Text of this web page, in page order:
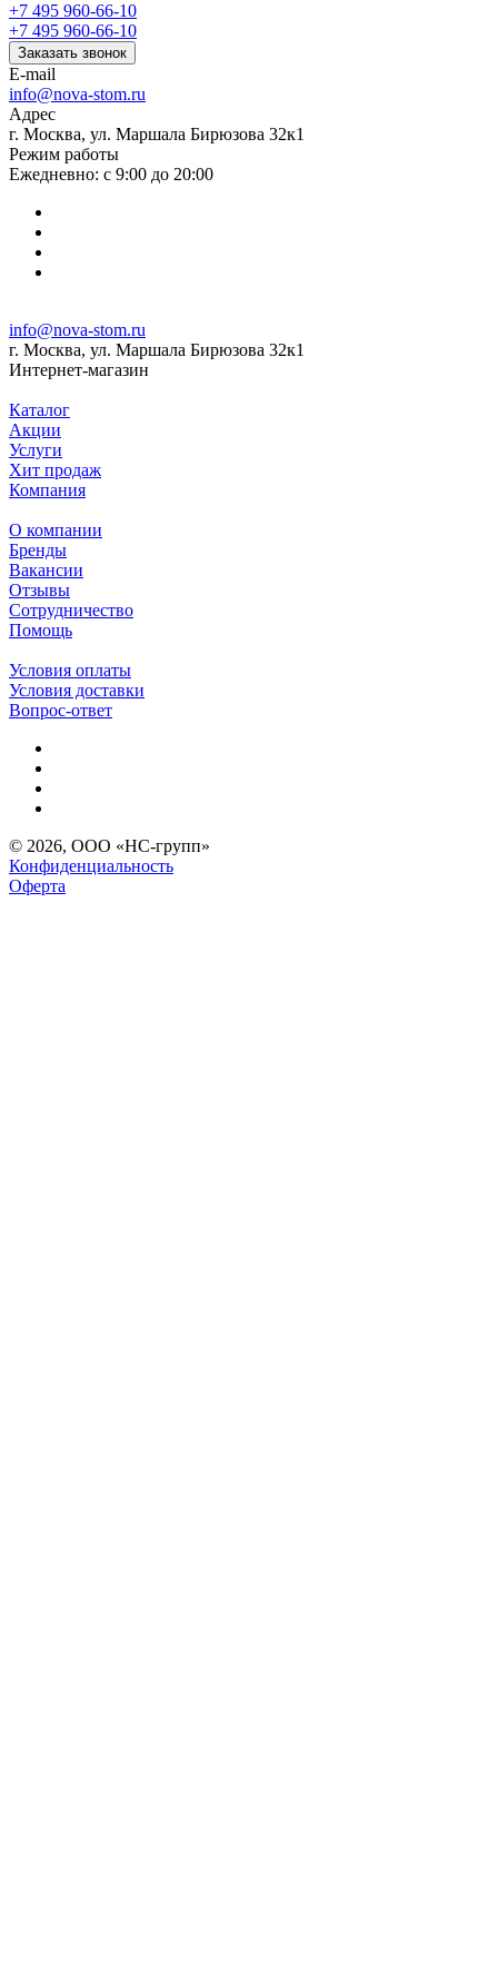
+7 495 960-66-10
+7 495 960-66-10
Заказать звонок
E-mail
info@nova-stom.ru
Адрес
г. Москва, ул. Маршала Бирюзова 32к1
Режим работы
Ежедневно: с 9:00 до 20:00
info@nova-stom.ru
г. Москва, ул. Маршала Бирюзова 32к1
Интернет-магазин
Каталог
Акции
Услуги
Хит продаж
Компания
О компании
Бренды
Вакансии
Отзывы
Сотрудничество
Помощь
Условия оплаты
Условия доставки
Вопрос-ответ
© 2026, ООО «НС-групп»
Конфиденциальность
Оферта